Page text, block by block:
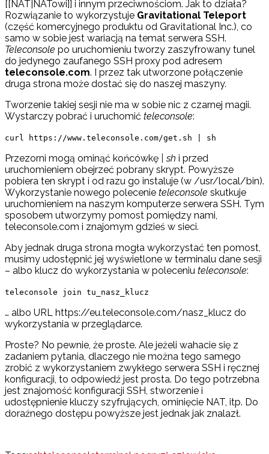
[[NAT|NATowi]] i innym przeciwnościom. Jak to działa?
Rozwiązanie to wykorzystuje Gravitational Teleport
(część komercyjnego produktu od Gravitational Inc.), co
samo w sobie jest wariacją na temat serwera SSH.
Teleconsole po uruchomieniu tworzy zaszyfrowany tunel
do jedynego zaufanego SSH proxy pod adresem
teleconsole.com. I przez tak utworzone połączenie
druga strona może dostać się do naszej maszyny.
Tworzenie takiej sesji nie ma w sobie nic z czarnej magii.
Wystarczy pobrać i uruchomić teleconsole:
curl https://www.teleconsole.com/get.sh | sh
Przezorni mogą ominąć końcówkę | sh i przed
uruchomieniem obejrzeć pobrany skrypt. Powyższe
pobiera ten skrypt i od razu go instaluje (w /usr/local/bin).
Wykorzystanie nowego polecenie teleconsole skutkuje
uruchomieniem na naszym komputerze serwera SSH. Tym
sposobem utworzymy pomost pomiędzy nami,
teleconsole.com i znajomym gdzieś w sieci.
Aby jednak druga strona mogła wykorzystać ten pomost,
musimy udostępnić jej wyświetlone w terminalu dane sesji
– albo klucz do wykorzystania w poleceniu teleconsole:
teleconsole join tu_nasz_klucz
… albo URL https://eu.teleconsole.com/nasz_klucz do
wykorzystania w przeglądarce.
Proste? No pewnie, że proste. Ale jeżeli wahacie się z
zadaniem pytania, dlaczego nie można tego samego
zrobić z wykorzystaniem zwykłego serwera SSH i ręcznej
konfiguracji, to odpowiedź jest prosta. Do tego potrzebna
jest znajomość konfiguracji SSH, stworzenie i
udostępnienie kluczy szyfrujących, ominięcie NAT, itp. Do
doraźnego dostępu powyższe jest jednak jak znalazł.